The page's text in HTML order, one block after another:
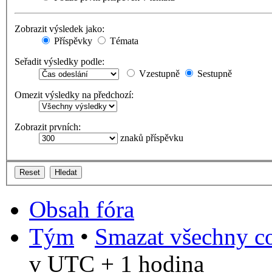
Zobrazit výsledek jako:
Příspěvky
Témata
Seřadit výsledky podle:
Vzestupně
Sestupně
Omezit výsledky na předchozí:
Zobrazit prvních:
znaků příspěvku
Obsah fóra
Tým • Smazat všechny
v UTC + 1 hodina